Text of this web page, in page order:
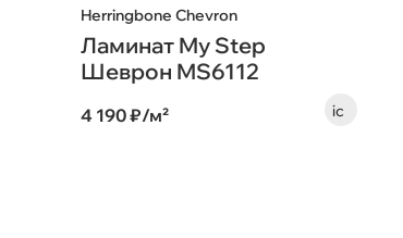
Herringbone Chevron
Ламинат My Step
Шеврон MS6112
4 190 ₽/м²